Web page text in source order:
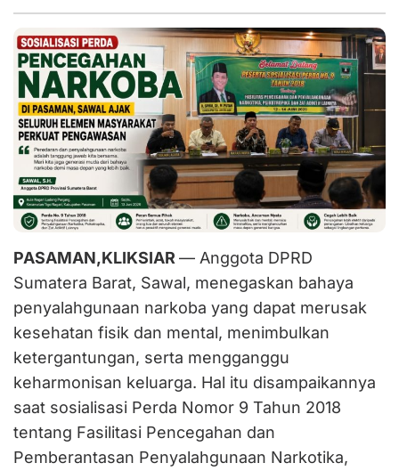
Pihak
PASAMAN,KLIKSIAR — Anggota DPRD
Sumatera Barat, Sawal, menegaskan bahaya
penyalahgunaan narkoba yang dapat merusak
kesehatan fisik dan mental, menimbulkan
ketergantungan, serta mengganggu
keharmonisan keluarga. Hal itu disampaikannya
saat sosialisasi Perda Nomor 9 Tahun 2018
tentang Fasilitasi Pencegahan dan
Pemberantasan Penyalahgunaan Narkotika,